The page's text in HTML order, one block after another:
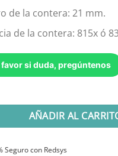
de la contera: 21 mm.
de la contera: 815x ó
favor si duda, pregúntenos
ANATÓMICA SOFT
AÑADIR AL
Seguro con Redsys